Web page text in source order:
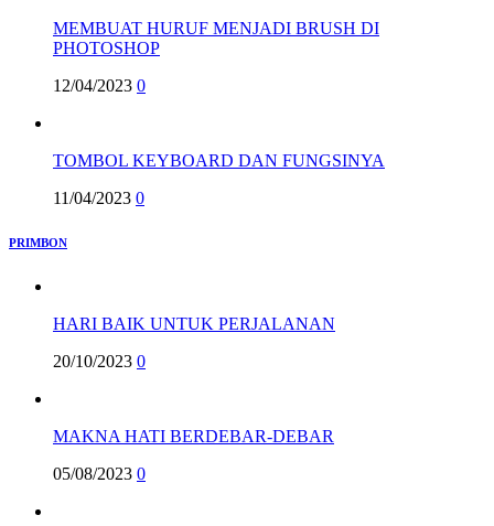
MEMBUAT HURUF MENJADI BRUSH DI
PHOTOSHOP
12/04/2023 0
TOMBOL KEYBOARD DAN FUNGSINYA
11/04/2023 0
PRIMBON
HARI BAIK UNTUK PERJALANAN
20/10/2023 0
MAKNA HATI BERDEBAR-DEBAR
05/08/2023 0